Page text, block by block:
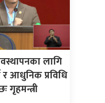
लागि
र आधुनिक प्रविधि
गृहमन्त्री